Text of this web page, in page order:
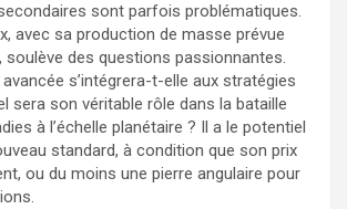
sont parfois problématiques.
avec sa production de masse prévue
soulève des questions passionnantes.
s’intégrera-t-elle aux stratégies
sera son véritable rôle dans la bataille
à l’échelle planétaire ? Il a le potentiel
standard, à condition que son prix
ou du moins une pierre angulaire pour